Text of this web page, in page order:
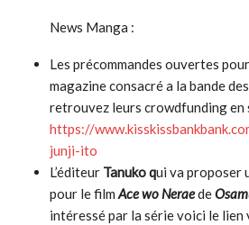
News Manga :
Les précommandes ouvertes
magazine consacré a la bande
retrouvez leurs crowdfunding en
https://
junji-ito
L’éditeur Tanuko qui va proposer
pour le film Ace wo Neraede
intéressé par la série voici le lien